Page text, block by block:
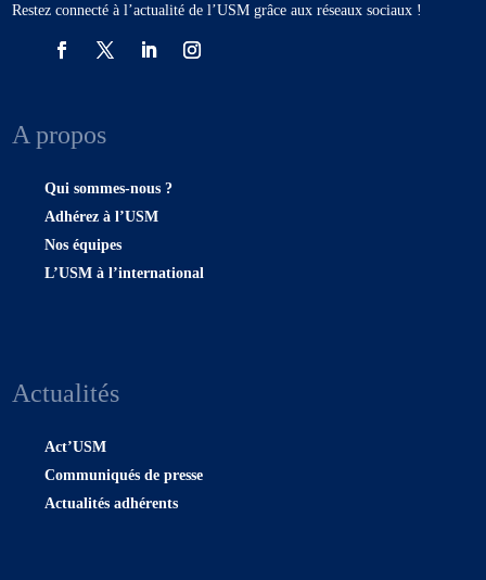
Restez connecté à l’actualité de l’USM grâce aux réseaux sociaux !
A propos
Qui sommes-nous ?
Adhérez à l’USM
Nos équipes
L’USM à l’international
Actualités
Act’USM
Communiqués de presse
Actualités adhérents